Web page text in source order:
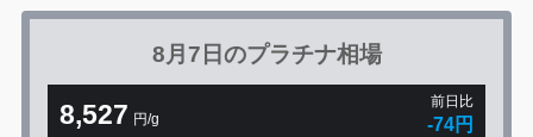
8月7日のプラチナ相場
8,527 円/g
前日比
-74円